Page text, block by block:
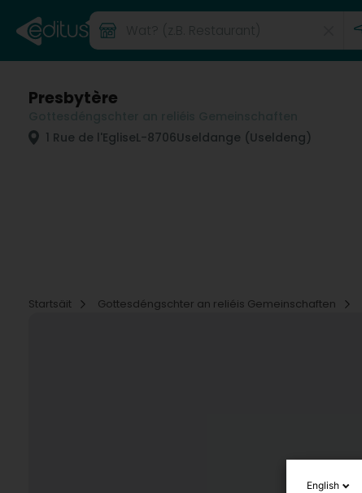
Presbytère
1 Rue de l'EgliseL-8706Useldange (Useldeng)
Startsäit
Gottesdéngschter an reliéis Gemeinschaften
English